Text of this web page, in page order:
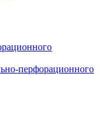
перфорационного